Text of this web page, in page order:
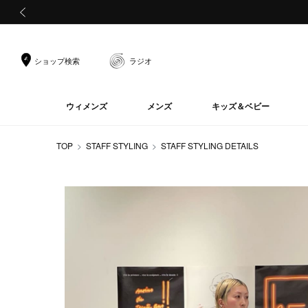
ショップ検索 ラジオ
ウィメンズ メンズ キッズ＆ベビー
TOP STAFF STYLING STAFF STYLING DETAILS